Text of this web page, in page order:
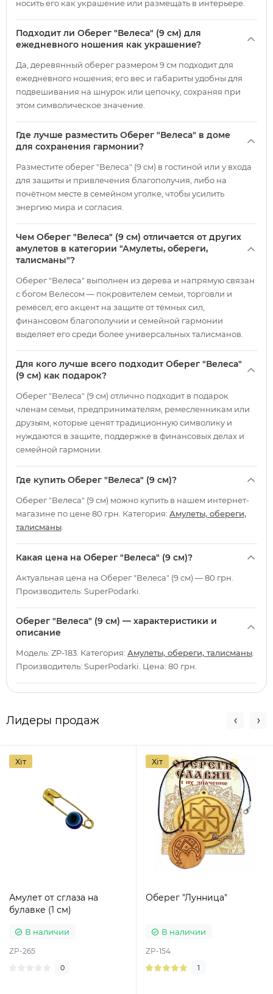
носить его как украшение или размещать в интерьере.
Подходит ли Оберег "Велеса" (9 см) для
ежедневного ношения как украшение?
Да, деревянный оберег размером 9 см подходит для
ежедневного ношения; его вес и габариты удобны для
подвешивания на шнурок или цепочку, сохраняя при
этом символическое значение.
Где лучше разместить Оберег "Велеса" в доме
для сохранения гармонии?
Разместите оберег "Велеса" (9 см) в гостиной или у входа
для защиты и привлечения благополучия, либо на
почётном месте в семейном уголке, чтобы усилить
энергию мира и согласия.
Чем Оберег "Велеса" (9 см) отличается от других
амулетов в категории "Амулеты, обереги,
талисманы"?
Оберег "Велеса" выполнен из дерева и напрямую связан
с богом Велесом — покровителем семьи, торговли и
ремёсел; его акцент на защите от тёмных сил,
финансовом благополучии и семейной гармонии
выделяет его среди более универсальных талисманов.
Для кого лучше всего подходит Оберег "Велеса"
(9 см) как подарок?
Оберег "Велеса" (9 см) отлично подходит в подарок
членам семьи, предпринимателям, ремесленникам или
друзьям, которые ценят традиционную символику и
нуждаются в защите, поддержке в финансовых делах и
семейной гармонии.
Где купить Оберег "Велеса" (9 см)?
Оберег "Велеса" (9 см) можно купить в нашем интернет-
магазине по цене 80 грн. Категория: Амулеты, обереги,
талисманы
Какая цена на Оберег "Велеса" (9 см)?
Актуальная цена на Оберег "Велеса" (9 см) — 80 грн.
Производитель: SuperPodarki.
Оберег "Велеса" (9 см) — характеристики и
описание
Модель: ZP-183. Категория: Амулеты, обереги, талисманы
Производитель: SuperPodarki. Цена: 80 грн.
Лидеры продаж
Хіт
Амулет от сглаза на
булавке (1 см)
В наличии
ZP-265
0
Хіт
Оберег "Лунница"
В наличии
ZP-154
1